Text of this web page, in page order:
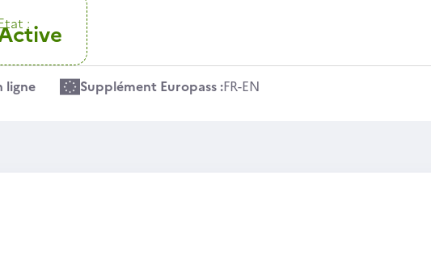
:
ligne Supplément Europass :FR-EN